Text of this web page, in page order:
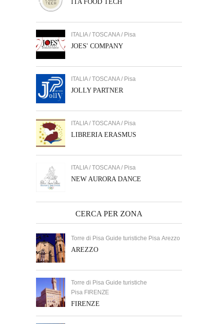
ITA FOOD TECH
ITALIA / TOSCANA / Pisa
JOES' COMPANY
ITALIA / TOSCANA / Pisa
JOLLY PARTNER
ITALIA / TOSCANA / Pisa
LIBRERIA ERASMUS
ITALIA / TOSCANA / Pisa
NEW AURORA DANCE
CERCA PER ZONA
Torre di Pisa Guide turistiche Pisa Arezzo
AREZZO
Torre di Pisa Guide turistiche
Pisa FIRENZE
FIRENZE